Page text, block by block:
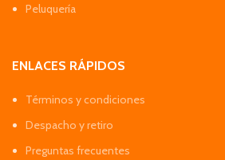
Peluquería
ENLACES RÁPIDOS
Términos y condiciones
Despacho y retiro
Preguntas frecuentes